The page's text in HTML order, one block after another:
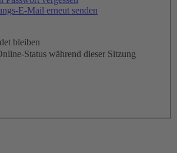
E-Mail erneut senden
bleiben
Status während dieser Sitzung